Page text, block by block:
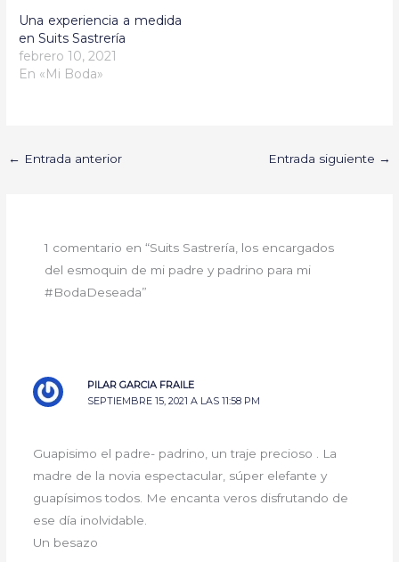
Una experiencia a medida
en Suits Sastrería
febrero 10, 2021
En «Mi Boda»
← Entrada anterior Entrada siguiente →
1 comentario en “Suits Sastrería, los encargados
del esmoquin de mi padre y padrino para mi
#BodaDeseada”
PILAR GARCIA FRAILE
SEPTIEMBRE 15, 2021 A LAS 11:58 PM
Guapisimo el padre- padrino, un traje precioso . La
madre de la novia espectacular, súper elefante y
guapísimos todos. Me encanta veros disfrutando de
ese día inolvidable.
Un besazo